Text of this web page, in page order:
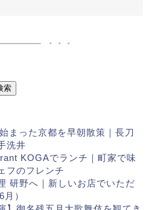
索
まった京都を早朝散策｜長刀
洗井
KOGAでランチ｜町家で味
フのフレンチ
研野へ｜新しいお店でいただ
）